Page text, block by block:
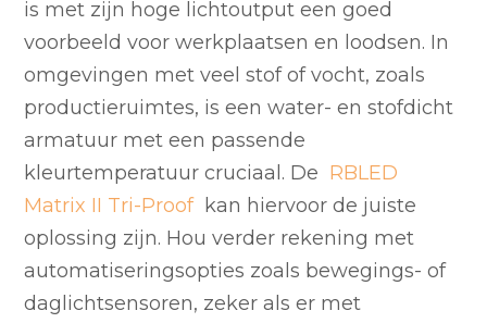
is met zijn hoge lichtoutput een goed
voorbeeld voor werkplaatsen en loodsen. In
omgevingen met veel stof of vocht, zoals
productieruimtes, is een water- en stofdicht
armatuur met een passende
kleurtemperatuur cruciaal. De RBLED
Matrix II Tri-Proof kan hiervoor de juiste
oplossing zijn. Hou verder rekening met
automatiseringsopties zoals bewegings- of
daglichtsensoren, zeker als er met